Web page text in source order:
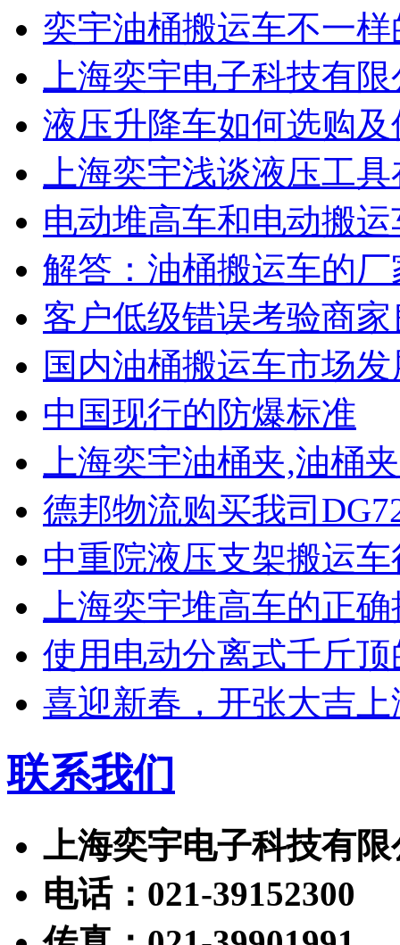
奕宇油桶搬运车不一
上海奕宇电子科技有
液压升降车如何选购
上海奕宇浅谈液压工
电动堆高车和电动搬
解答：油桶搬运车的
客户低级错误考验商家
国内油桶搬运车市场
中国现行的防爆标准
上海奕宇油桶夹,油桶
德邦物流购买我司
中重院液压支架搬运
上海奕宇堆高车的正
使用电动分离式千斤
喜迎新春，开张大吉
联系我们
上海奕宇电子科技有限
电话：021-39152300